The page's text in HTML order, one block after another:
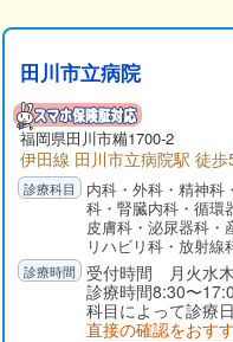
田川市立病院
福岡県田川市糒1700-2
伊田線 田川市立病院駅 徒歩
内科・外科・精神科
科・腎臓内科・循環
皮膚科・泌尿器科・
リハビリ科・放射
受付時間 月火水
診療時間8:30〜
科目によって診療
直接の確認をおす